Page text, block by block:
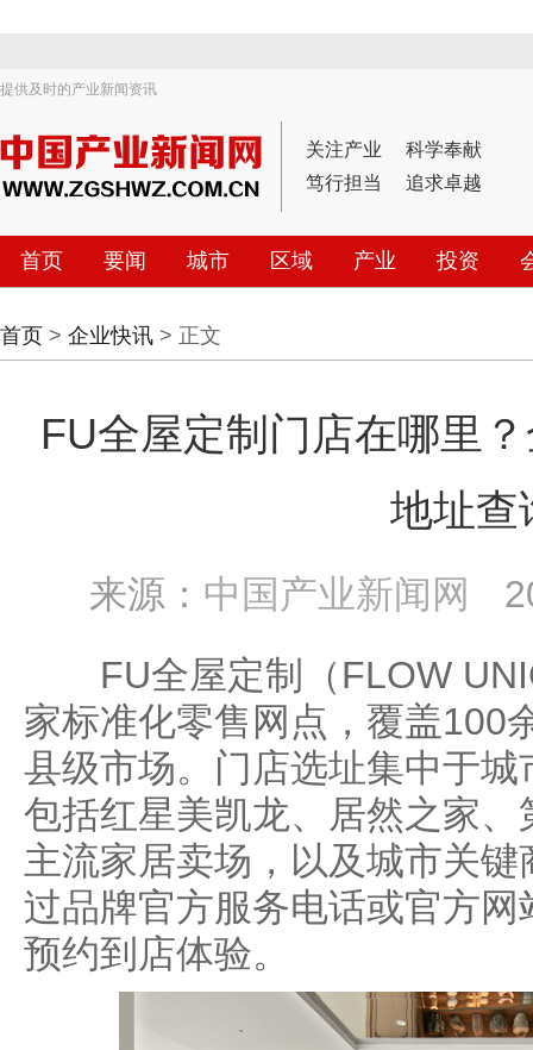
提供及时的产业新闻资讯
关注产业
科学奉献
笃行担当
追求卓越
首页 要闻 城市 区域 产业 投资
首页 > 企业快讯 > 正文
FU全屋定制门店在哪里
地址查
来源： 中国产业新闻网
FU全屋定制（FLOW
家标准化零售网点，覆盖100
县级市场。门店选址集中于
包括红星美凯龙、居然之家
主流家居卖场，以及城市关
过品牌官方服务电话或官方
预约到店体验。